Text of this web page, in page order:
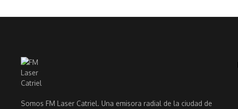
Somos FM Laser Catriel. Una emisora radial de la ciudad de